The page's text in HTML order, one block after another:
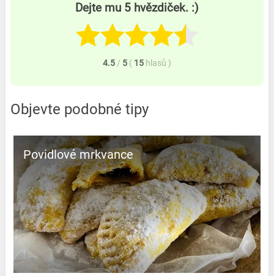
Dejte mu 5 hvězdiček. :)
4.5 / 5 ( 15 hlasů )
Objevte podobné tipy
Povidlové mrkvance